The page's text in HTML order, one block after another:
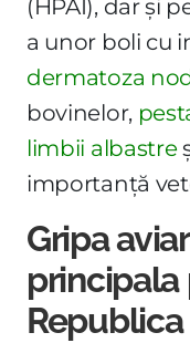
(HPAI), dar și
a unor boli cu
dermatoza
bovinelor,
limbii albastre
importanță
Gripa
principala
Republica